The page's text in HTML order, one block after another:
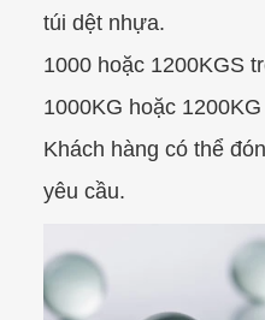
túi dệt nhựa.
1000 hoặc 1200KGS
1000KG hoặc
Khách hàng có thể
yêu cầu.